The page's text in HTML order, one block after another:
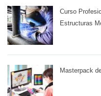
Curso
Estructuras
Masterpack